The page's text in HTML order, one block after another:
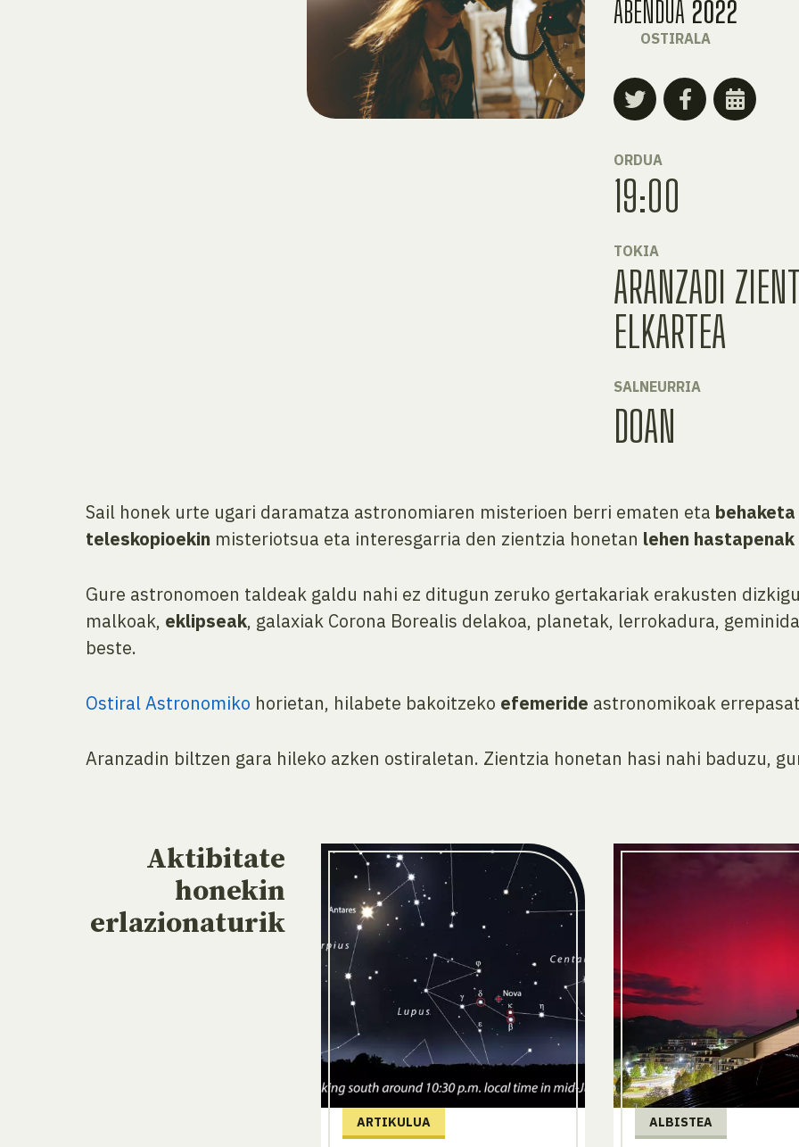
ABENDUA 2022
OSTIRALA
ORDUA
19:00
TOKIA
ARANZADI
ELKARTEA
SALNEURRIA
DOAN
Sail honek urte ugari daramatza astronomiaren misterioen berri ematen eta behaketa
teleskopioekin misteriotsua eta interesgarria den zientzia honetan lehen hastapenak
Gure astronomoen taldeak galdu nahi ez ditugun zeruko gertakariak erakusten
malkoak, eklipseak, galaxiak Corona Borealis delakoa, planetak, lerrokadura,
beste.
Ostiral Astronomiko horietan, hilabete bakoitzeko efemeride astronomikoak
Aranzadin biltzen gara hileko azken ostiraletan. Zientzia honetan hasi nahi baduzu,
Aktibitate
honekin
erlazionaturik
ARTIKULUA ALBISTEA